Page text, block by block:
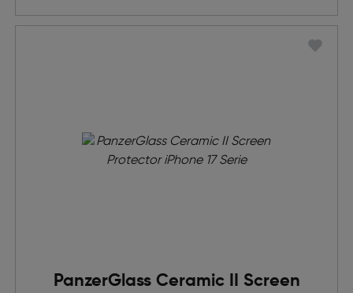
PanzerGlass Ceramic II Screen